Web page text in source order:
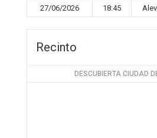
27/06/2026 18:45
Recinto
DESCUBIERTA CIUDAD